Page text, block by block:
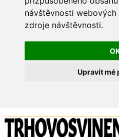
návštěvnosti
zdroje návštěvnosti.
Upravit mé